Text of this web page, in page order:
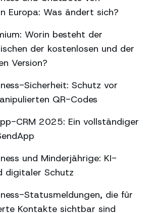
Europa: Was ändert sich?
Worin besteht der
der kostenlosen und der
Version?
Sicherheit: Schutz vor
QR-Codes
CRM 2025: Ein vollständiger
und Minderjährige: KI-
digitaler Schutz
Statusmeldungen, die für
Kontakte sichtbar sind